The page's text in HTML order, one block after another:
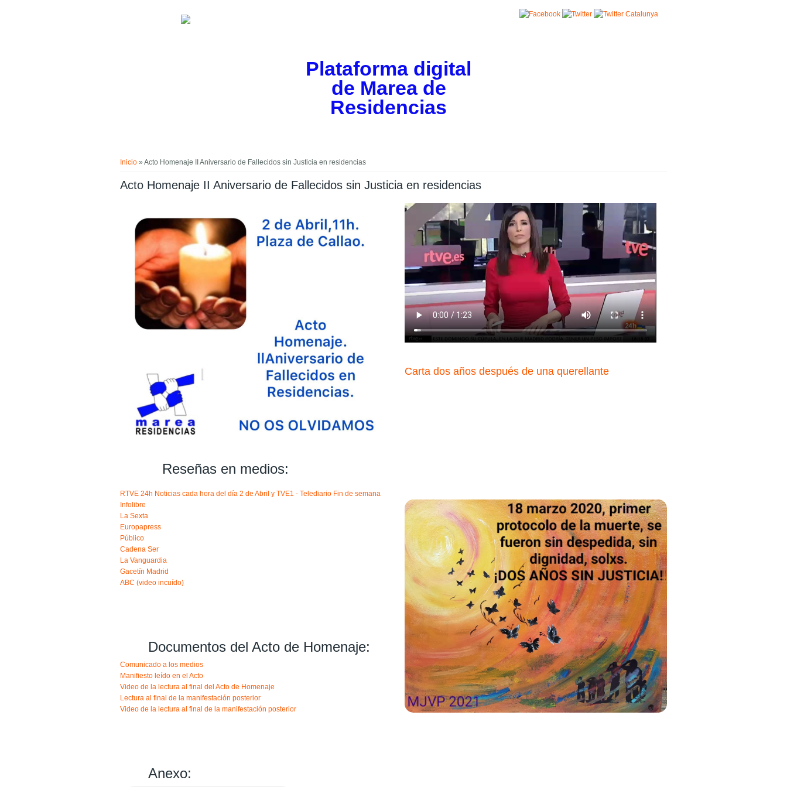
Plataforma digital
de Marea de
Residencias
Inicio » Acto Homenaje II Aniversario de Fallecidos sin Justicia en residencias
Acto Homenaje II Aniversario de Fallecidos sin Justicia en residencias
Carta dos años después de una querellante
Reseñas en medios:
RTVE 24h Noticias cada hora del día 2 de Abril y TVE1 - Telediario Fin de semana
Infolibre
La Sexta
Europapress
Público
Cadena Ser
La Vanguardia
Gacetín Madrid
ABC (video incuído)
Documentos del Acto de Homenaje:
Comunicado a los medios
Manifiesto leído en el Acto
Video de la lectura al final del Acto de Homenaje
Lectura al final de la manifestación posterior
Video de la lectura al final de la manifestación posterior
Anexo: